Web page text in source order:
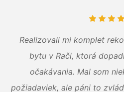
Realizovali mi komplet
bytu v Rači, ktorá
očakávania. Mal som
požiadaviek, ale páni to